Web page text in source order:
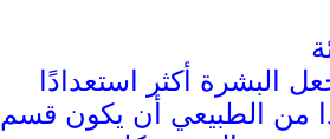
أكثر استعدادًا
من الطبيعي أن يكون قسم